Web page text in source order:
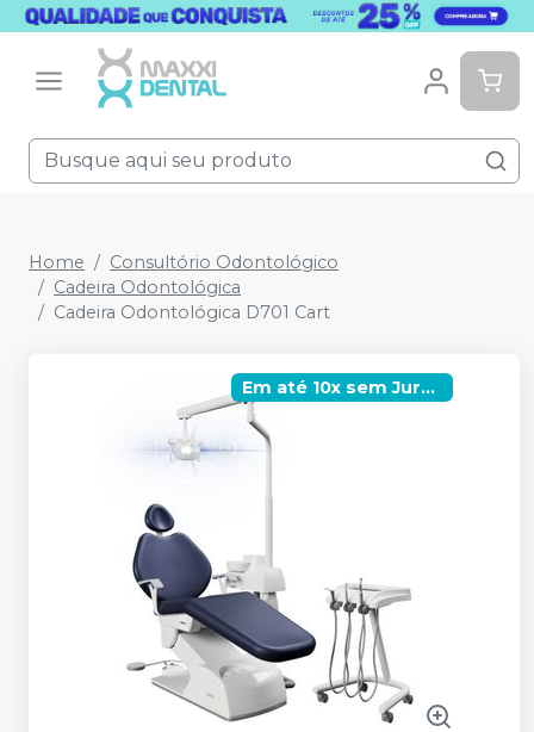
Home
Consultório Odontológico
Cadeira Odontológica
Cadeira Odontológica D701 Cart
Em até 10x sem Juros